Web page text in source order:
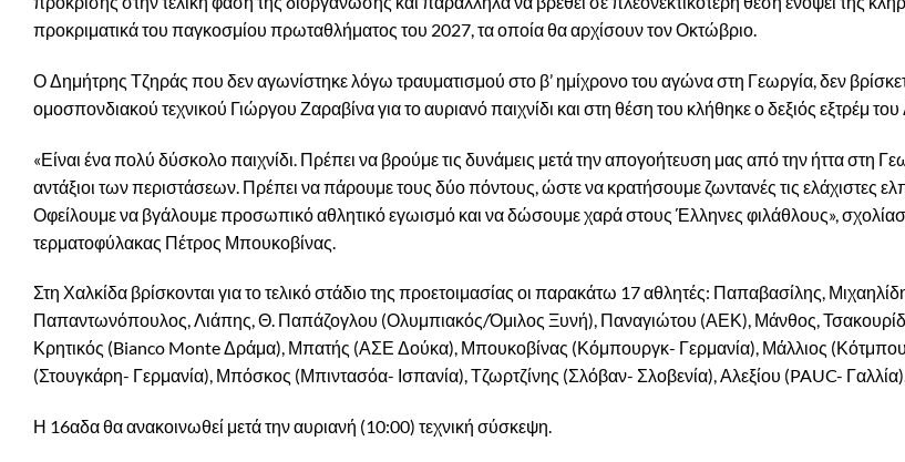
προκριματικά του παγκοσμίου πρωταθλήματος του 2027, τα οποία θα αρχίσουν τον Οκτώβριο.
Ο Δημήτρης Τζηράς που δεν αγωνίστηκε λόγω τραυματισμού στο β’ ημίχρονο του αγώνα στη Γεωργία, δεν
ομοσπονδιακού τεχνικού Γιώργου Ζαραβίνα για το αυριανό παιχνίδι και στη θέση του κλήθηκε ο δεξιός εξτρέμ
«Είναι ένα πολύ δύσκολο παιχνίδι. Πρέπει να βρούμε τις δυνάμεις μετά την απογοήτευση μας από την ήττα στη
αντάξιοι των περιστάσεων. Πρέπει να πάρουμε τους δύο πόντους, ώστε να κρατήσουμε ζωντανές τις ελάχιστες
Οφείλουμε να βγάλουμε προσωπικό αθλητικό εγωισμό και να δώσουμε χαρά στους Έλληνες φιλάθλους»,
τερματοφύλακας Πέτρος Μπουκοβίνας.
Στη Χαλκίδα βρίσκονται για το τελικό στάδιο της προετοιμασίας οι παρακάτω 17 αθλητές: Παπαβασίλης,
Παπαντωνόπουλος, Λιάπης, Θ. Παπάζογλου (Ολυμπιακός/Όμιλος Ξυνή), Παναγιώτου (ΑΕΚ), Μάνθος,
Κρητικός (Bianco Monte Δράμα), Μπατής (ΑΣΕ Δούκα), Μπουκοβίνας (Κόμπουργκ- Γερμανία), Μάλλιος
(Στουγκάρη- Γερμανία), Μπόσκος (Μπιντασόα- Ισπανία), Τζωρτζίνης (Σλόβαν- Σλοβενία), Αλεξίου (PAUC-
Η 16αδα θα ανακοινωθεί μετά την αυριανή (10:00) τεχνική σύσκεψη.